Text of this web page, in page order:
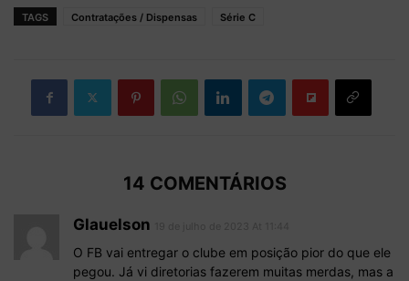
TAGS Contratações / Dispensas Série C
14 COMENTÁRIOS
Glauelson
O FB vai entregar o clube em posição pior do que ele
pegou. Já vi diretorias fazerem muitas merdas, mas a